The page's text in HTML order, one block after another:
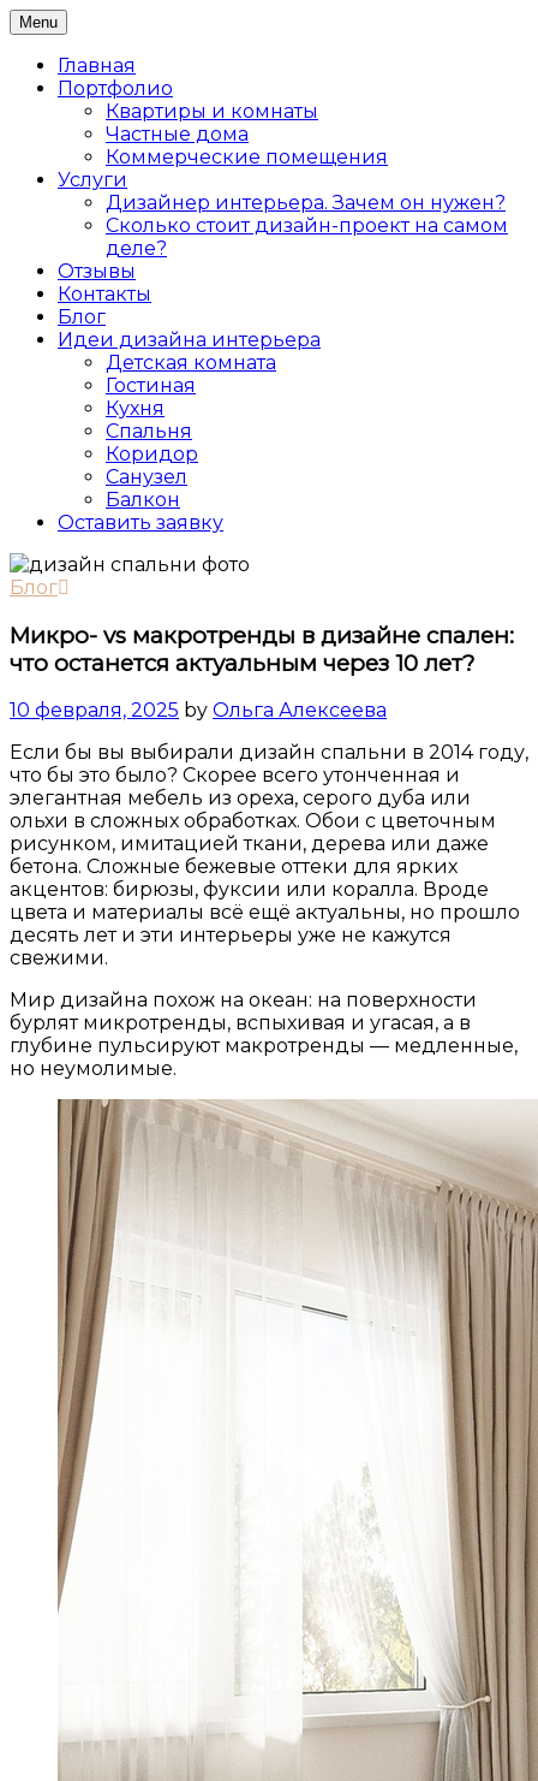
Skip
to
content
Дизайнер интерьеров Ольга
Алексеева
Дизайн интерьера жилых и коммерческих
помещений в Санкт-Петербурге
Menu
Главная
Портфолио
Квартиры и комнаты
Частные дома
Коммерческие помещения
Услуги
Дизайнер интерьера. Зачем он нужен?
Сколько стоит дизайн-проект на самом
деле?
Отзывы
Контакты
Блог
Идеи дизайна интерьера
Детская комната
Гостиная
Кухня
Спальня
Коридор
Санузел
Балкон
Оставить заявку
Блог
Микро- vs макротренды в дизайне спален:
что останется актуальным через 10 лет?
10 февраля, 2025 by Ольга Алексеева
Если бы вы выбирали дизайн спальни в 2014 году,
что бы это было? Скорее всего утонченная и
элегантная мебель из ореха, серого дуба или
ольхи в сложных обработках. Обои с цветочным
рисунком, имитацией ткани, дерева или даже
бетона. Сложные бежевые оттеки для ярких
акцентов: бирюзы, фуксии или коралла. Вроде
цвета и материалы всё ещё актуальны, но прошло
десять лет и эти интерьеры уже не кажутся
свежими.
Мир дизайна похож на океан: на поверхности
бурлят микротренды, вспыхивая и угасая, а в
глубине пульсируют макротренды — медленные,
но неумолимые.